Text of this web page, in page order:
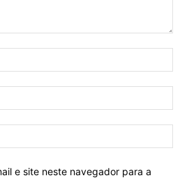
e site neste navegador para a